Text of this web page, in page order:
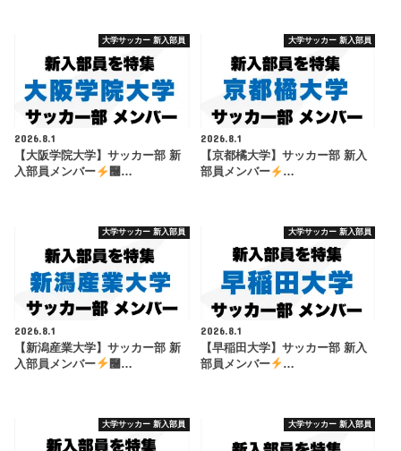
大学サッカー 新入部員
2026.8.1
【大阪学院大学】サッカー部 新
入部員メンバー
࿠…
大学サッカー 新入部員
2026.8.1
【京都橘大学】サッカー部 新入
部員メンバー
…
大学サッカー 新入部員
2026.8.1
【新潟産業大学】サッカー部 新
入部員メンバー
࿠…
大学サッカー 新入部員
2026.8.1
【早稲田大学】サッカー部 新入
部員メンバー
…
大学サッカー 新入部員 大学サッカー 新入部員